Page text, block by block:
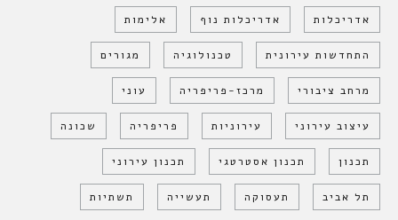
אדריכלות אדריכלות נוף אלימות
התחדשות עירונית טכנולוגיה מגורים
מרחב ציבורי מרכז-פריפריה עוני
עיצוב עירוני עירוניות פריפריה שכונה
תכנון תכנון אסטרטגי תכנון עירוני
תל אביב תעסוקה תעשייה תשתיות